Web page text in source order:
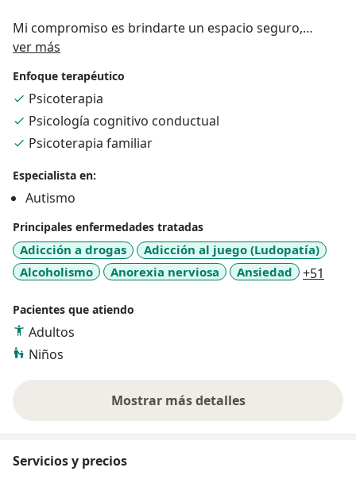
Mi compromiso es brindarte un espacio seguro,
confidencial y libre de juicios, donde puedas
expresarte con libertad, ser escuchado/a y encontrar
nuevas formas de sanar, crecer y sentirte mejor
contigo mismo/a.
Cada persona vive desafíos únicos, y juntos vamos a
recuperar tu equilibrio emocional, fortalecer tu
autoestima y mejorar tus relaciones.
Si eres familiar de alguien que necesita ayuda, este
también puede ser el primer paso para apoyar su
bienestar de forma real y profesional.
ver más
Enfoque terapéutico
Psicoterapia
Psicología cognitivo conductual
Psicoterapia familiar
Especialista en:
Autismo
Principales enfermedades tratadas
Adicción a drogas
Adicción al juego (Ludopatía)
Alcoholismo
Anorexia nerviosa Ansiedad +51
Pacientes que atiendo
Adultos
Niños
Mostrar más detalles
sobre la experiencia
Servicios y precios